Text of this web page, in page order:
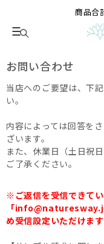
商品合
お問い合わせ
当店へのご要望は、下
い。
内容によっては回答を
ざいます。
また、休業日（土日祝
ご了承ください。
※ご返信を受信できてい
「
め受信設定いただけま